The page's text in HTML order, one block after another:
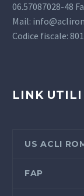
06.57087028-48
Mail:
Codice fiscale:
LINK UTILI
US ACLI
FAP